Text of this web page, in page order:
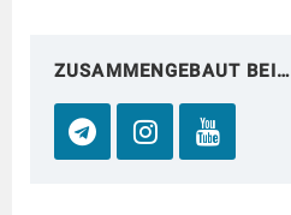
ZUSAMMENGEBAUT BEI…